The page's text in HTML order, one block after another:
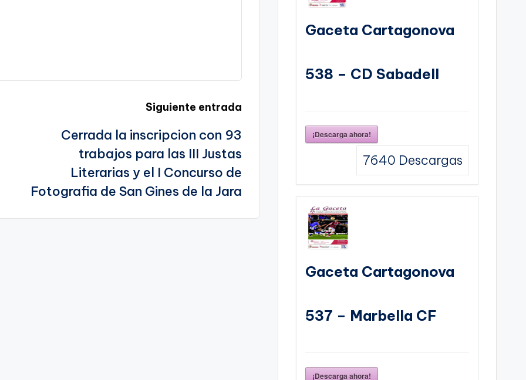
Siguiente entrada
Cerrada la inscripcion con 93
trabajos para las III Justas
Literarias y el I Concurso de
Fotografia de San Gines de la Jara
Gaceta Cartagonova
538 – CD Sabadell
¡Descarga ahora!
7640 Descargas
Gaceta Cartagonova
537 – Marbella CF
¡Descarga ahora!